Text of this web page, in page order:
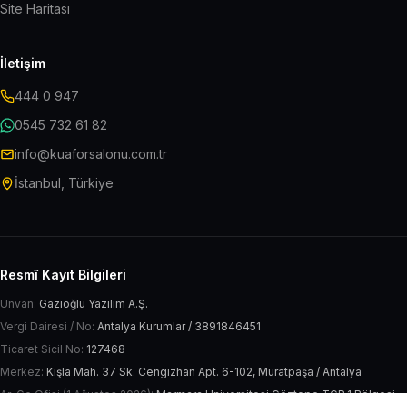
Site Haritası
İletişim
444 0 947
0545 732 61 82
info@kuaforsalonu.com.tr
İstanbul, Türkiye
Resmî Kayıt Bilgileri
Unvan: Gazioğlu Yazılım A.Ş.
Vergi Dairesi / No: Antalya Kurumlar / 3891846451
Ticaret Sicil No: 127468
Merkez: Kışla Mah. 37 Sk. Cengizhan Apt. 6-102, Muratpaşa / Antalya